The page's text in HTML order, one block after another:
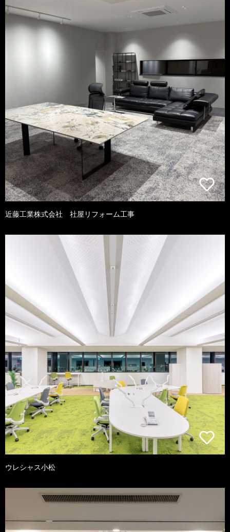
近藤工業株式会社 社屋リフォーム工事
ウレシャス小松